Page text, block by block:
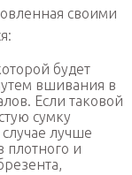
своими
будет
вшивания в
Если таковой
сумку
лучше
плотного и